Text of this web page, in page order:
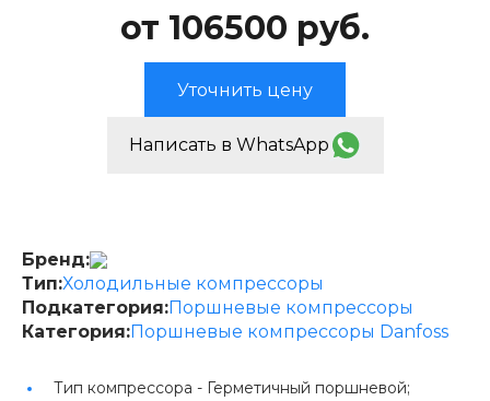
от 106500 руб.
Уточнить цену
Написать в WhatsApp
Бренд:
Тип:Холодильные компрессоры
Подкатегория:Поршневые компрессоры
Категория:Поршневые компрессоры Danfoss
Тип компрессора - Герметичный поршневой;